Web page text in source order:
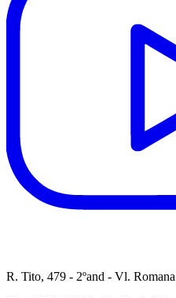
R. Tito, 479 - 2ºand - Vl. Romana